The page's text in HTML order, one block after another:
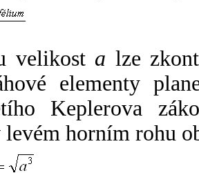
velikost a lze
elementy
Keplerova
levém horním rohu